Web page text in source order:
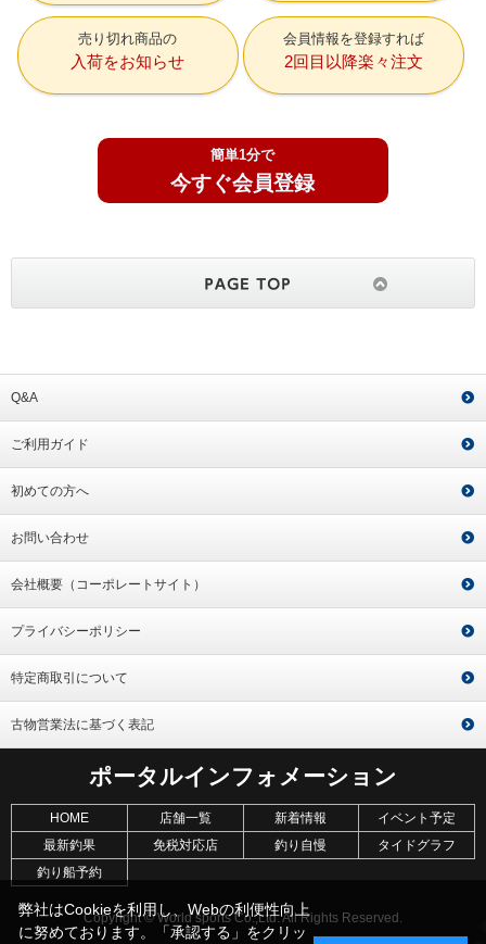
売り切れ商品の
入荷をお知らせ
会員情報を登録すれば
2回目以降楽々注文
簡単1分で
今すぐ会員登録
Q&A
ご利用ガイド
初めての方へ
お問い合わせ
会社概要（コーポレートサイト）
プライバシーポリシー
特定商取引について
古物営業法に基づく表記
ポータルインフォメーション
HOME 店舗一覧 新着情報
イベント予定
最新釣果
免税対応店 釣り自慢
タイドグラフ
釣り船予約
Copyright © World sports Co.,Ltd. All Rights Reserved.
弊社はCookieを利用し、Webの利便性向上
に努めております。「承認する」をクリッ